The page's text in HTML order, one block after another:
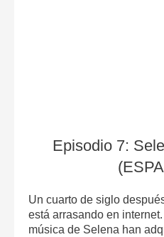
Episodio 7:
Un cuarto de siglo
está arrasando en
música de Selena han